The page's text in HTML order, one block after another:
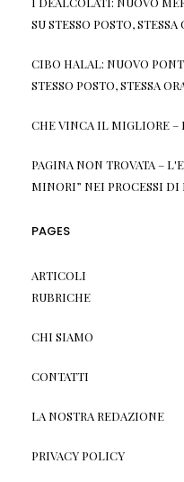
SUSTESSO POSTO, STESSA
CIBO HALAL: NUOVO
STESSO POSTO, STESSA
CHE VINCA IL MIGLIORE –
PAGINA NON TROVATA –
MINORI” NEI PROCESSI
PAGES
ARTICOLI
RUBRICHE
CHI SIAMO
CONTATTI
LA NOSTRA REDAZIONE
PRIVACY POLICY